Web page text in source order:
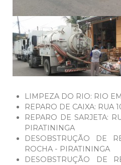
LIMPEZA DO RIO: RIO
REPARO DE CAIXA: RUA
REPARO DE SARJETA:
PIRATININGA
DESOBSTRUÇÃO DE
ROCHA - PIRATININGA
DESOBSTRUÇÃO DE